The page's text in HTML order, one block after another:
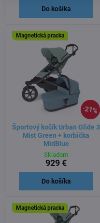
Do košíka
21%
Magnetická pracka
Športový kočík Urban Glide 3
Mist Green + korbička
MidBlue
Skladom
929 €
Do košíka
Magnetická pracka